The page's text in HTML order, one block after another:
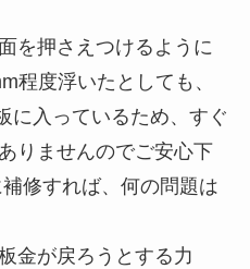
を押さえつけるように
程度浮いたとしても、
に入っているため、すぐ
りませんのでご安心下
修すれば、何の問題は
金が戻ろうとする力